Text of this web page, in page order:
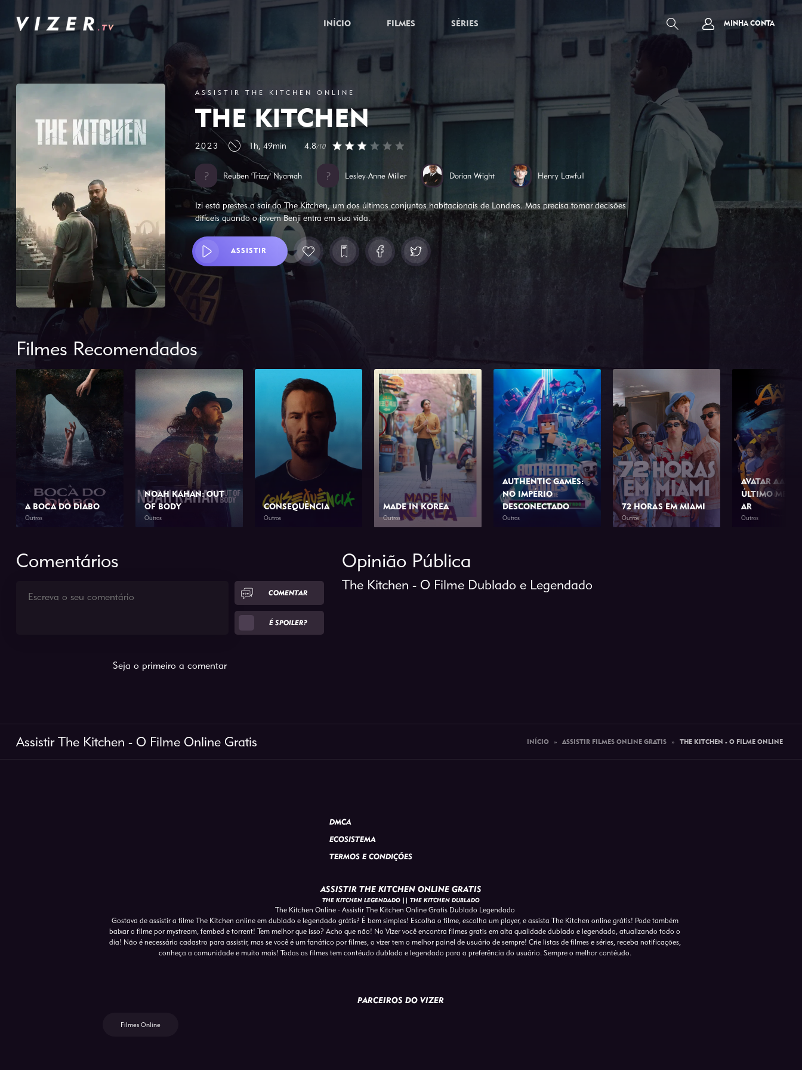
INÍCIO FILMES SÉRIES MINHA CONTA
ASSISTIR THE KITCHEN ONLINE
THE KITCHEN
2023 1h, 49min 4.8/10
Reuben 'Trizzy' Nyamah Lesley-Anne Miller Dorian Wright Henry Lawfull
Izi está prestes a sair do The Kitchen, um dos últimos conjuntos habitacionais de Londres. Mas precisa tomar decisões
difíceis quando o jovem Benji entra em sua vida.
ASSISTIR
Filmes Recomendados
A BOCA DO DIABO
Outros
NOAH KAHAN: OUT
OF BODY
Outros
CONSEQUÊNCIA
Outros
MADE IN KOREA
Outros
AUTHENTIC GAMES:
NO IMPÉRIO
DESCONECTADO
Outros
72 HORAS EM MIAMI
Outros
AVATAR AANG:
ÚLTIMO
AR
Outros
Comentários
COMENTAR
É SPOILER?
Seja o primeiro a comentar
Opinião Pública
The Kitchen - O Filme Dublado e Legendado
Assistir The Kitchen - O Filme Online Gratis INÍCIO » ASSISTIR FILMES ONLINE GRATIS » THE KITCHEN - O FILME ONLINE
DMCA
ECOSISTEMA
TERMOS E CONDIÇÕES
ASSISTIR THE KITCHEN ONLINE GRATIS
THE KITCHEN LEGENDADO || THE KITCHEN DUBLADO
The Kitchen Online - Assistir The Kitchen Online Gratis Dublado Legendado
Gostava de assistir a filme The Kitchen online em dublado e legendado grátis? É bem simples! Escolha o filme, escolha um player, e assista The Kitchen online grátis! Pode também
baixar o filme por mystream, fembed e torrent! Tem melhor que isso? Acho que não! No Vizer você encontra filmes gratis em alta qualidade dublado e legendado, atualizando todo o
dia! Não é necessário cadastro para assistir, mas se você é um fanático por filmes, o vizer tem o melhor painel de usuário de sempre! Crie listas de filmes e séries, receba notificações,
conheça a comunidade e muito mais! Todas as filmes tem contéudo dublado e legendado para a preferência do usuário. Sempre o melhor contéudo.
PARCEIROS DO VIZER
Filmes Online